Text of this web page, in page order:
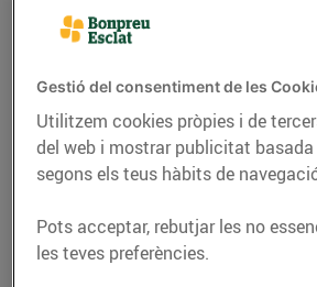
Gestió del consentiment de les
Utilitzem cookies pròpies i de
del web i mostrar publicitat basada
segons els teus hàbits de
Pots acceptar, rebutjar les no
les teves preferències.